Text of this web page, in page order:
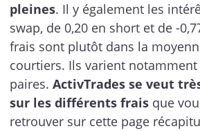
pleines. Il y également les
swap, de 0,20 en short et de -
frais sont plutôt dans la
courtiers. Ils varient
paires. ActivTrades se veut
sur les différents fraisque
retrouver sur cette page